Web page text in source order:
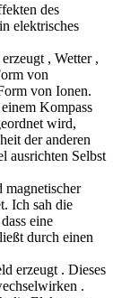
des
elektrisches
, Wetter ,
von
von Ionen.
Kompass
wird,
der anderen
ausrichten Selbst
Ich sah die
eine
durch einen
erzeugt . Dieses
.